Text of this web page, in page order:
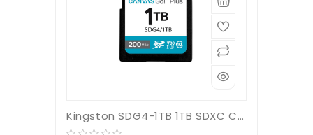
Kingston SDG4-1TB 1TB SDXC Canvas Go Plus Gen4 200MB-s C10 UHS-I U3 V30 Hafıza Kartı